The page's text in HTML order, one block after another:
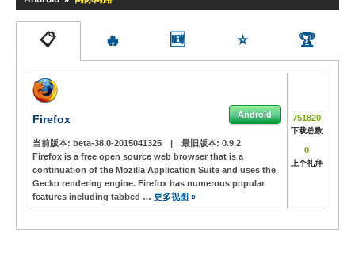
📋 🔥 🆕 ⭐ 🏆
Firefox Android
当前版本: beta-38.0-2015041325 | 最旧版本: 0.9.2
Firefox is a free open source web browser that is a
continuation of the Mozilla Application Suite and uses the
Gecko rendering engine. Firefox has numerous popular
features including tabbed … 更多视图 »
751820
下载总数
0
上个礼拜